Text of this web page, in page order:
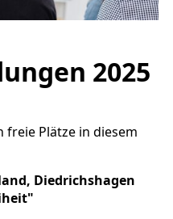
2025
freie Plätze in diesem
Diedrichshagen